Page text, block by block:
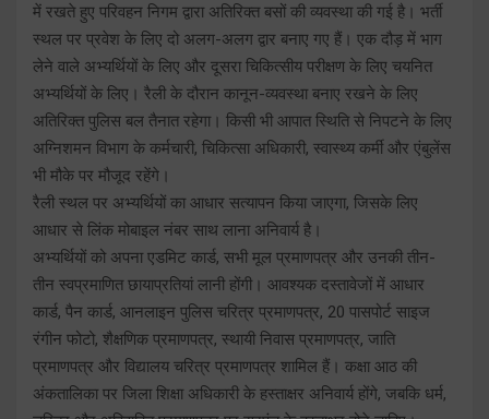
में रखते हुए परिवहन निगम द्वारा अतिरिक्त बसों की व्यवस्था की गई है। भर्ती
स्थल पर प्रवेश के लिए दो अलग-अलग द्वार बनाए गए हैं। एक दौड़ में भाग
लेने वाले अभ्यर्थियों के लिए और दूसरा चिकित्सीय परीक्षण के लिए चयनित
अभ्यर्थियों के लिए। रैली के दौरान कानून-व्यवस्था बनाए रखने के लिए
अतिरिक्त पुलिस बल तैनात रहेगा। किसी भी आपात स्थिति से निपटने के लिए
अग्निशमन विभाग के कर्मचारी, चिकित्सा अधिकारी, स्वास्थ्य कर्मी और एंबुलेंस
भी मौके पर मौजूद रहेंगे।
रैली स्थल पर अभ्यर्थियों का आधार सत्यापन किया जाएगा, जिसके लिए
आधार से लिंक मोबाइल नंबर साथ लाना अनिवार्य है।
अभ्यर्थियों को अपना एडमिट कार्ड, सभी मूल प्रमाणपत्र और उनकी तीन-
तीन स्वप्रमाणित छायाप्रतियां लानी होंगी। आवश्यक दस्तावेजों में आधार
कार्ड, पैन कार्ड, आनलाइन पुलिस चरित्र प्रमाणपत्र, 20 पासपोर्ट साइज
रंगीन फोटो, शैक्षणिक प्रमाणपत्र, स्थायी निवास प्रमाणपत्र, जाति
प्रमाणपत्र और विद्यालय चरित्र प्रमाणपत्र शामिल हैं। कक्षा आठ की
अंकतालिका पर जिला शिक्षा अधिकारी के हस्ताक्षर अनिवार्य होंगे, जबकि धर्म,